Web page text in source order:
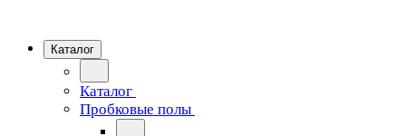
Каталог
Каталог
Пробковые полы